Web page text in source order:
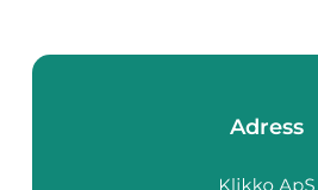
Adress